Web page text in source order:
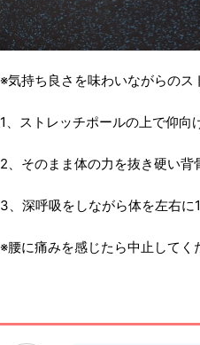
※気持ち良さを味わいながらのス
1、ストレッチポールの上で仰向
2、そのまま体の力を抜き硬い背
3、深呼吸をしながら体を左右に
※腰に痛みを感じたら中止してく